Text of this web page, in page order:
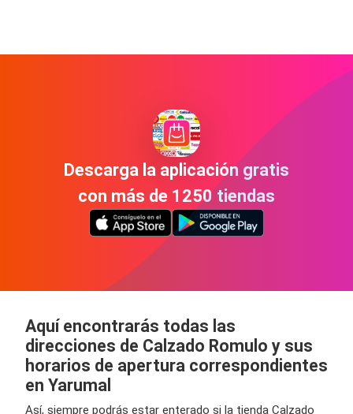
Descarga la aplicación gratis
con más de 1250 tiendas
Aquí encontrarás todas las
direcciones de Calzado Romulo y sus
horarios de apertura correspondientes
en Yarumal
Así, siempre podrás estar enterado si la tienda Calzado